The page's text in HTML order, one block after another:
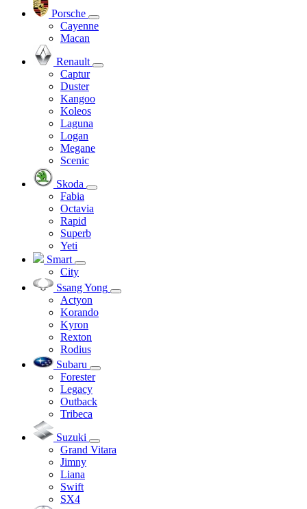
Porsche
Cayenne
Macan
Renault
Captur
Duster
Kangoo
Koleos
Laguna
Logan
Megane
Scenic
Skoda
Fabia
Octavia
Rapid
Superb
Yeti
Smart
City
Ssang Yong
Actyon
Korando
Kyron
Rexton
Rodius
Subaru
Forester
Legacy
Outback
Tribeca
Suzuki
Grand Vitara
Jimny
Liana
Swift
SX4